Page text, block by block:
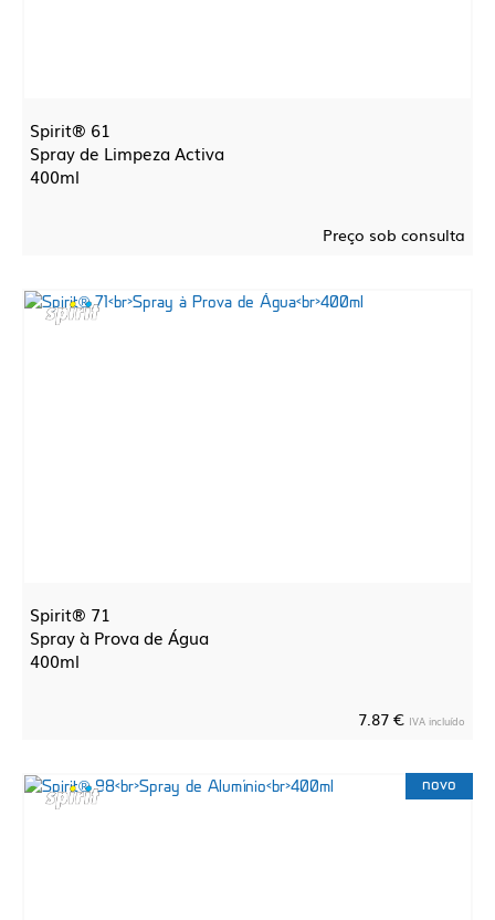
Spirit® 61
Spray de Limpeza Activa
400ml
Preço sob consulta
Spirit® 71
Spray à Prova de Água
400ml
7.87 € IVA incluído
novo